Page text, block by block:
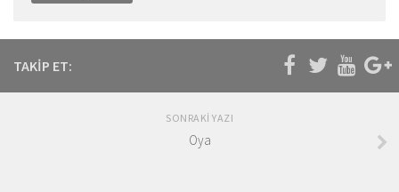
TAKIP ET:
SONRAKI YAZI
Oya